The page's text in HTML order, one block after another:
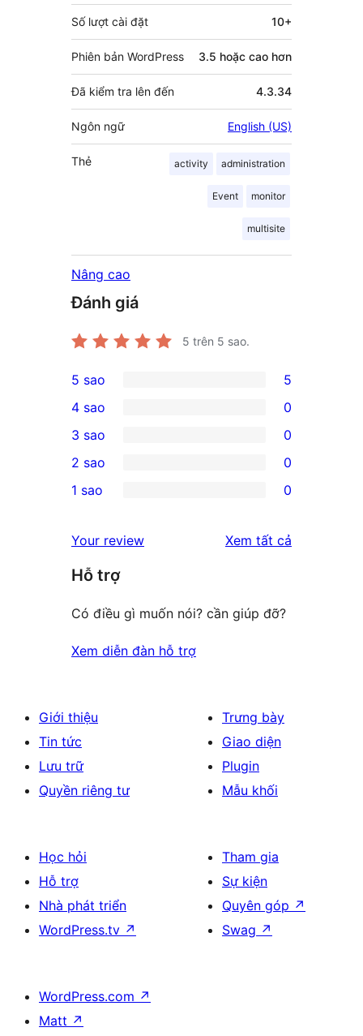
Số lượt cài đặt 10+
Phiên bản WordPress 3.5 hoặc cao hơn
Đã kiểm tra lên đến 4.3.34
Ngôn ngữ English (US)
Thẻ activity administration
Event monitor
multisite
Nâng cao
Đánh giá
5 trên 5 sao.
5
5-
star
reviews
5 sao 5
4-
star
reviews
4 sao 0
0
3-
star
3 sao 0
2-
reviews
2 sao 0
star
reviews
1 sao 0
Your review Xem tất cả
Hỗ trợ
Có điều gì muốn nói? cần giúp đỡ?
Xem diễn đàn hỗ trợ
Giới thiệu
Tin tức
Lưu trữ
Quyền riêng tư
Trưng bày
Giao diện
Plugin
Mẫu khối
Học hỏi
Hỗ trợ
Nhà phát triển
WordPress.tv ↗
Tham gia
Sự kiện
Quyên góp ↗
Swag ↗
WordPress.com ↗
Matt ↗